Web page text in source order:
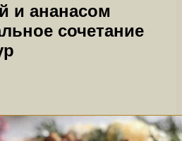
и ананасом
сочетание